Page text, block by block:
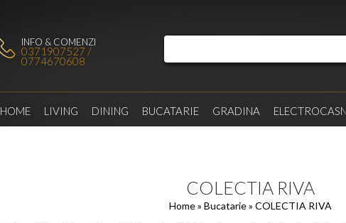
INFO & COMENZI
0371907527 /
0774670608
HOME LIVING DINING BUCATARIE GRADINA
COLECTIA RIVA
Home» Bucatarie» COLECTIA RIVA